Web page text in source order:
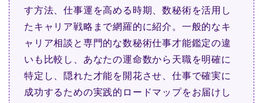
す方法、仕事運を高める時期、数秘術を活用し
たキャリア戦略まで網羅的に紹介。一般的なキ
ャリア相談と専門的な数秘術仕事才能鑑定の違
いも比較し、あなたの運命数から天職を明確に
特定し、隠れた才能を開花させ、仕事で確実に
成功するための実践的ロードマップをお届けし